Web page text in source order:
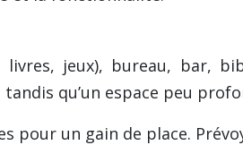
jeux), bureau, bar,
qu’un espace peu
pour un gain de place.